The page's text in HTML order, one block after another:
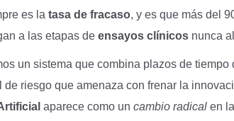
es la tasa de fracaso, y es que más del
a las etapas de ensayos clínicos nunca
un sistema que combina plazos de tiempo
de riesgo que amenaza con frenar la
aparece como un cambio radical en